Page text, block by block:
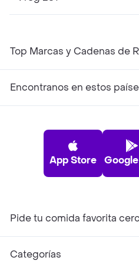
Top Marcas y Cadenas de
Encontranos en estos
App Store
Pide tu comida favorita
Categorías